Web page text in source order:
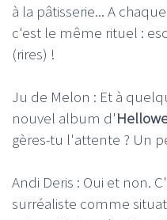
à la pâtisserie... A
c'est le même rituel :
(rires) !
Ju de Melon : Et à
nouvel album d'
gères-tu l'attente ? Un
Andi Deris : Oui et non.
surréaliste comme